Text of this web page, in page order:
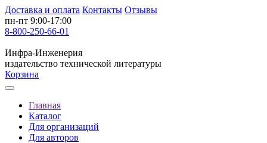
Доставка и оплата Контакты Отзывы
пн-пт 9:00-17:00
8-800-250-66-01
Инфра-Инженерия
издательство технической литературы
Корзина
Главная
Каталог
Для организаций
Для авторов